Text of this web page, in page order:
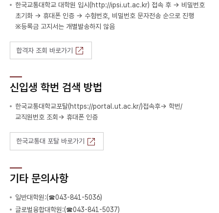
한국교통대학교 대학원 입시(http://ipsi.ut.ac.kr) 접속 후 → 비밀번호
초기화 → 휴대폰 인증 → 수험번호, 비밀번호 문자전송 순으로 진행
※등록금 고지서는 개별발송하지 않음
합격자 조회 바로가기
신입생 학번 검색 방법
한국교통대학교포탈(https://portal.ut.ac.kr/)접속후→ 학번/
교직원번호 조회→ 휴대폰 인증
한국교통대 포탈 바로가기
기타 문의사항
일반대학원:(☎043-841-5036)
글로벌융합대학원:(☎043-841-5037)